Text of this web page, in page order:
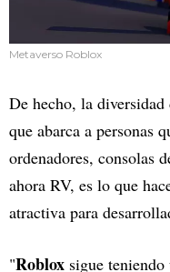
Metaverso Roblox
De hecho, la diversidad
que abarca a personas
ordenadores, consolas
ahora RV, es lo que
atractiva para
"Roblox sigue